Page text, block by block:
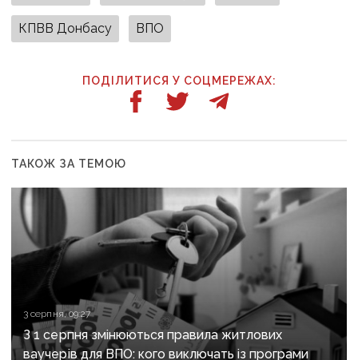
КПВВ Донбасу ВПО
ПОДІЛИТИСЯ У СОЦМЕРЕЖАХ:
ТАКОЖ ЗА ТЕМОЮ
3 серпня, 09:27
З 1 серпня змінюються правила житлових
ваучерів для ВПО: кого виключать із програми